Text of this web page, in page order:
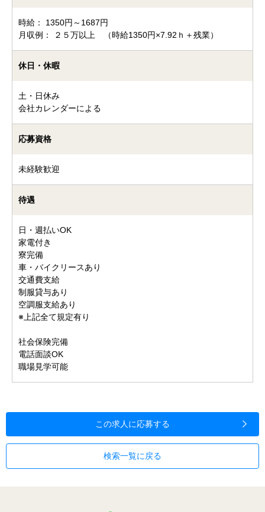
時給： 1350円～1687円
月収例： ２５万以上 （時給1350円×7.92ｈ＋残業）
休日・休暇
土・日休み
会社カレンダーによる
応募資格
未経験歓迎
待遇
日・週払いOK
家電付き
寮完備
車・バイクリースあり
交通費支給
制服貸与あり
空調服支給あり
※上記全て規定有り
社会保険完備
電話面談OK
職場見学可能
この求人に応募する
検索一覧に戻る